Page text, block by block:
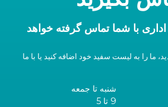
با شما تماس گرفته خواهد
ما را به لیست سفید خود اضافه کنید یا با ما
شنبه تا جمعه
9 تا 5